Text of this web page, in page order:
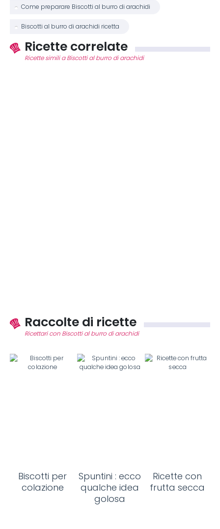
Come preparare Biscotti al burro di arachidi
Biscotti al burro di arachidi ricetta
Ricette correlate
Ricette simili a Biscotti al burro di arachidi
Raccolte di ricette
Ricettari con Biscotti al burro di arachidi
Biscotti per
colazione
Spuntini : ecco
qualche idea
golosa
Ricette con
frutta secca